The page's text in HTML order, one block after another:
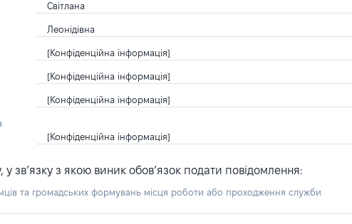
Світлана
Леонідівна
[Конфіденційна інформація]
[Конфіденційна інформація]
[Конфіденційна інформація]
[Конфіденційна інформація]
зв’язку з якою виник обов’язок подати повідомлення:
та громадських формувань місця роботи або проходження служби